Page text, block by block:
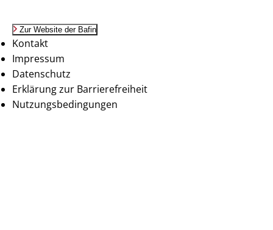
Zur Website der Bafin
Kontakt
Impressum
Datenschutz
Erklärung zur Barrierefreiheit
Nutzungsbedingungen